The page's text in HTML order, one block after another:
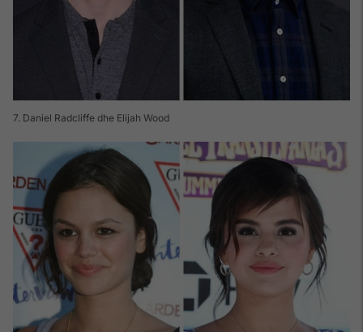
7. Daniel Radcliffe dhe Elijah Wood